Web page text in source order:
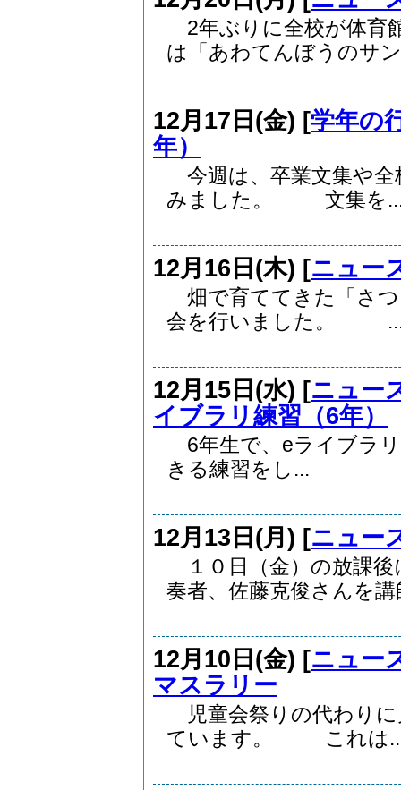
2年ぶりに全校が体育
は「あわてんぼうのサ
12月17日(金) [学年の
年）
今週は、卒業文集や全
みました。 文集を
12月16日(木) [ニュー
畑で育ててきた「さ
会を行いました。
12月15日(水) [ニュー
イブラリ練習（6年）
6年生で、eライブラ
きる練習をし...
12月13日(月) [ニュー
１０日（金）の放課後
奏者、佐藤克俊さんを講
12月10日(金) [ニュー
マスラリー
児童会祭りの代わりに
ています。 これは